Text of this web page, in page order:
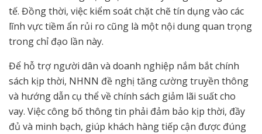
tế. Đồng thời, việc kiểm soát chặt chẽ tín dụng vào các
lĩnh vực tiềm ẩn rủi ro cũng là một nội dung quan trọng
trong chỉ đạo lần này.
Để hỗ trợ người dân và doanh nghiệp nắm bắt chính
sách kịp thời, NHNN đề nghị tăng cường truyền thông
và hướng dẫn cụ thể về chính sách giảm lãi suất cho
vay. Việc công bố thông tin phải đảm bảo kịp thời, đầy
đủ và minh bạch, giúp khách hàng tiếp cận được đúng